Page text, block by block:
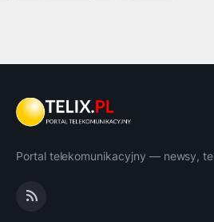
Portal telekomunikacyjny — newsy,